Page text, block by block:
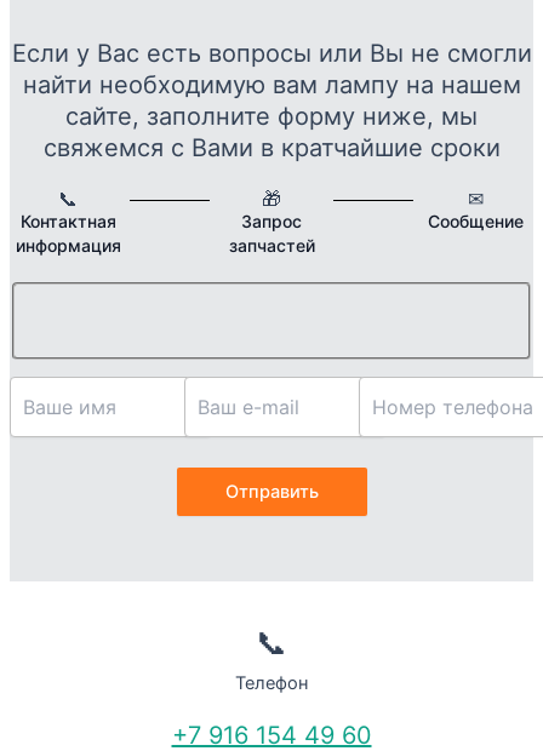
Если у Вас есть вопросы или Вы не смогли
найти необходимую вам лампу на нашем
сайте, заполните форму ниже, мы
свяжемся с Вами в кратчайшие сроки
📞
Контактная
информация
🎁
Запрос
запчастей
✉
Сообщение
📞
Телефон
+7 916 154 49 60